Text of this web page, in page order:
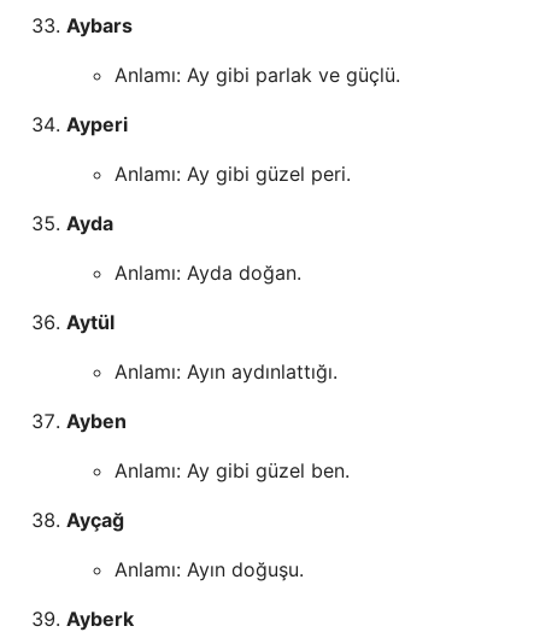
Aybars
Anlamı: Ay gibi parlak ve güçlü.
Ayperi
Anlamı: Ay gibi güzel peri.
Ayda
Anlamı: Ayda doğan.
Aytül
Anlamı: Ayın aydınlattığı.
Ayben
Anlamı: Ay gibi güzel ben.
Ayçağ
Anlamı: Ayın doğuşu.
Ayberk